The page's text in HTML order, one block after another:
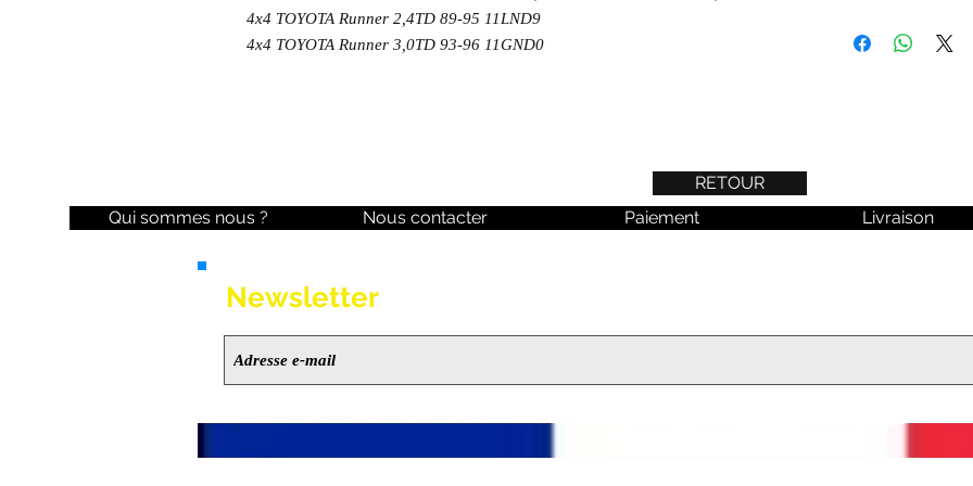
4x4 TOYOTA Runner 2,4TD 89-95 11LND9
4x4 TOYOTA Runner 3,0TD 93-96 11GND0
RETOUR
Qui sommes nous ?
Nous contacter Paiement Livraison
Newsletter